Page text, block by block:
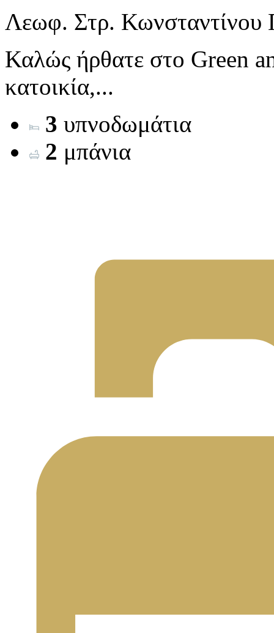
Λεωφ. Στρ. Κωνσταντίνου
Καλώς ήρθατε στο Green
κατοικία,...
3 υπνοδωμάτια
2 μπάνια